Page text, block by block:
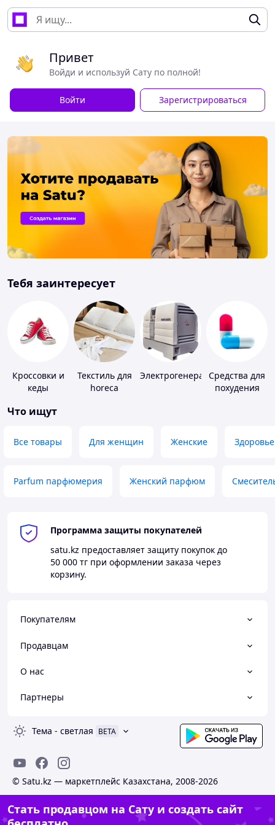
Привет
Войди и используй Сату по полной!
Войти Зарегистрироваться
Тебя заинтересует
Кроссовки и
кеды
Текстиль для
horeca
ЭлектрогенераторыСредства для
похудения
Что ищут
Все товары Для женщин Женские Здоровье
Parfum парфюмерия Женский парфюм
Программа защиты покупателей
satu.kz предоставляет защиту покупок до
50 000 тг при оформлении заказа через
корзину.
Покупателям
Продавцам
О нас
Партнеры
Тема - светлая BETA
© Satu.kz — маркетплейс Казахстана, 2008-2026
Стать продавцом на Сату и создать сайт